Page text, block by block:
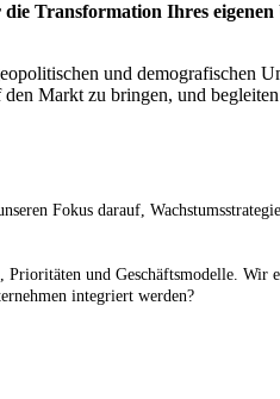
Transformation Ihres
und demografischen
Markt zu bringen, und
Fokus darauf,
und Geschäftsmodelle. Wir
integriert werden?